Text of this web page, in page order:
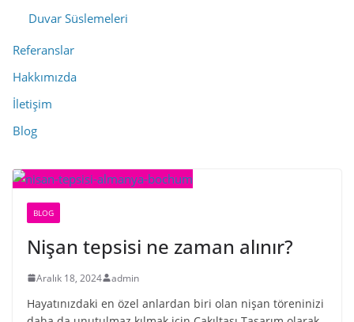
Duvar Süslemeleri
Referanslar
Hakkımızda
İletişim
Blog
BLOG
Nişan tepsisi ne zaman alınır?
Aralık 18, 2024 admin
Hayatınızdaki en özel anlardan biri olan nişan töreninizi